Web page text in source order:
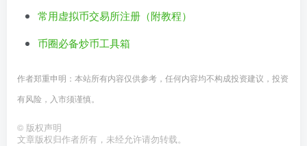
常用虚拟币交易所注册（附教程）
币圈必备炒币工具箱
作者郑重申明：本站所有内容仅供参考，任何内容均不构成投资建议，投资
有风险，入市须谨慎。
© 版权声明
文章版权归作者所有，未经允许请勿转载。